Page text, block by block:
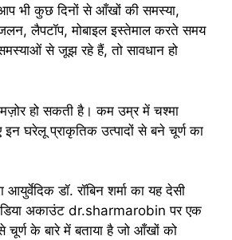
भी कुछ दिनों से आँखों की समस्या,
लैपटॉप, मोबाइल इस्तेमाल करते समय
से जूझ रहे हैं, तो सावधान हो
हो सकती है। कम उम्र में चश्मा
घरेलू प्राकृतिक उत्पादों से बने चूर्ण का
डॉ. रॉबिन शर्मा का यह देसी
अकाउंट dr.sharmarobin पर एक
चूर्ण के बारे में बताया है जो आँखों को